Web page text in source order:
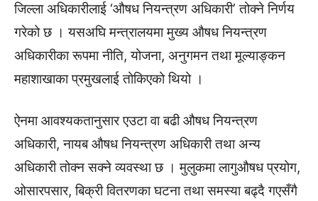
जिल्ला अधिकारीलाई ‘औषध नियन्त्रण अधिकारी’ तोक्ने निर्णय
गरेको छ । यसअघि मन्त्रालयमा मुख्य औषध नियन्त्रण
अधिकारीका रूपमा नीति, योजना, अनुगमन तथा मूल्याङ्कन
महाशाखाका प्रमुखलाई तोकिएको थियो ।
ऐनमा आवश्यकतानुसार एउटा वा बढी औषध नियन्त्रण
अधिकारी, नायब औषध नियन्त्रण अधिकारी तथा अन्य
अधिकारी तोक्न सक्ने व्यवस्था छ । मुलुकमा लागुऔषध प्रयोग,
ओसारपसार, बिक्री वितरणका घटना तथा समस्या बढ्दै गएसँगै